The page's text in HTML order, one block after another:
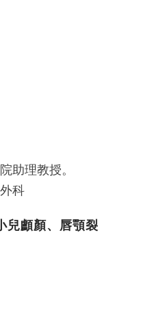
助理教授。
科
兒顱顏、唇顎裂